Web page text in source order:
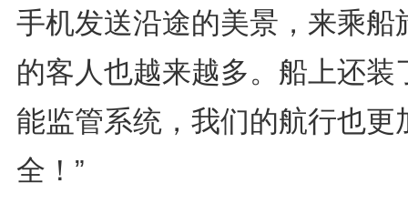
手机发送沿途的美景，来乘船
的客人也越来越多。船上还装
能监管系统，我们的航行也更
全！”